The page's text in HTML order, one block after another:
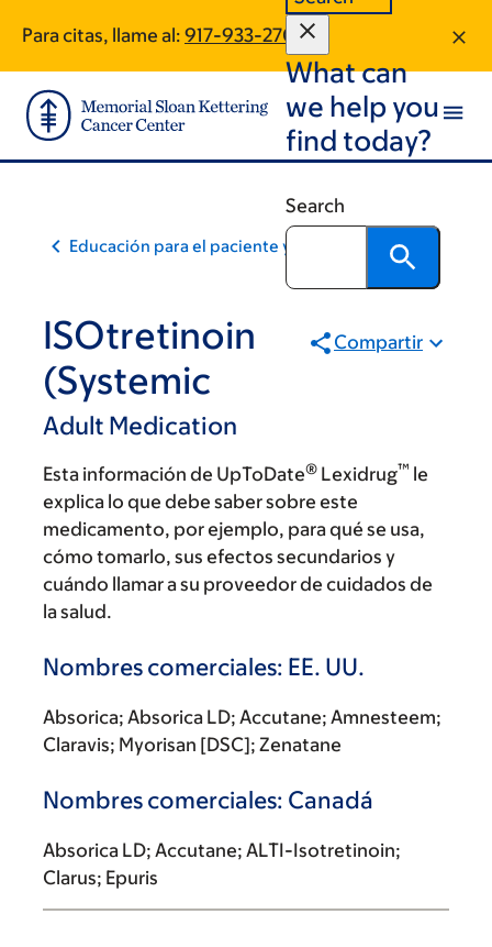
main
content
footer
Para citas, llame al: 917-933-2702
What can
we help you
find today?
Search
Educación para el paciente y la comunidad
ISOtretinoin
(Systemic
Adult Medication
Compartir
Esta información de UpToDate® Lexidrug™ le
explica lo que debe saber sobre este
medicamento, por ejemplo, para qué se usa,
cómo tomarlo, sus efectos secundarios y
cuándo llamar a su proveedor de cuidados de
la salud.
Nombres comerciales: EE. UU.
Absorica; Absorica LD; Accutane; Amnesteem;
Claravis; Myorisan [DSC]; Zenatane
Nombres comerciales: Canadá
Absorica LD; Accutane; ALTI-Isotretinoin;
Clarus; Epuris